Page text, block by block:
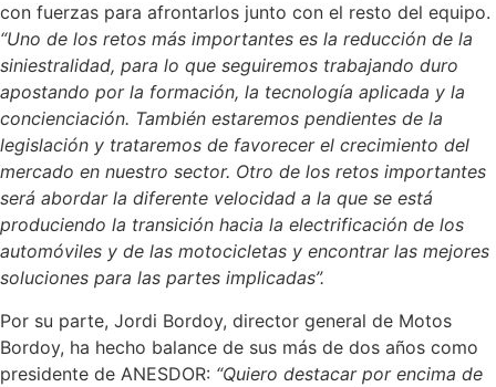
con fuerzas para afrontarlos junto con el resto del equipo.
“Uno de los retos más importantes es la reducción de la
siniestralidad, para lo que seguiremos trabajando duro
apostando por la formación, la tecnología aplicada y la
concienciación. También estaremos pendientes de la
legislación y trataremos de favorecer el crecimiento del
mercado en nuestro sector. Otro de los retos importantes
será abordar la diferente velocidad a la que se está
produciendo la transición hacia la electrificación de los
automóviles y de las motocicletas y encontrar las mejores
soluciones para las partes implicadas”.
Por su parte, Jordi Bordoy, director general de Motos
Bordoy, ha hecho balance de sus más de dos años como
presidente de ANESDOR: “Quiero destacar por encima de